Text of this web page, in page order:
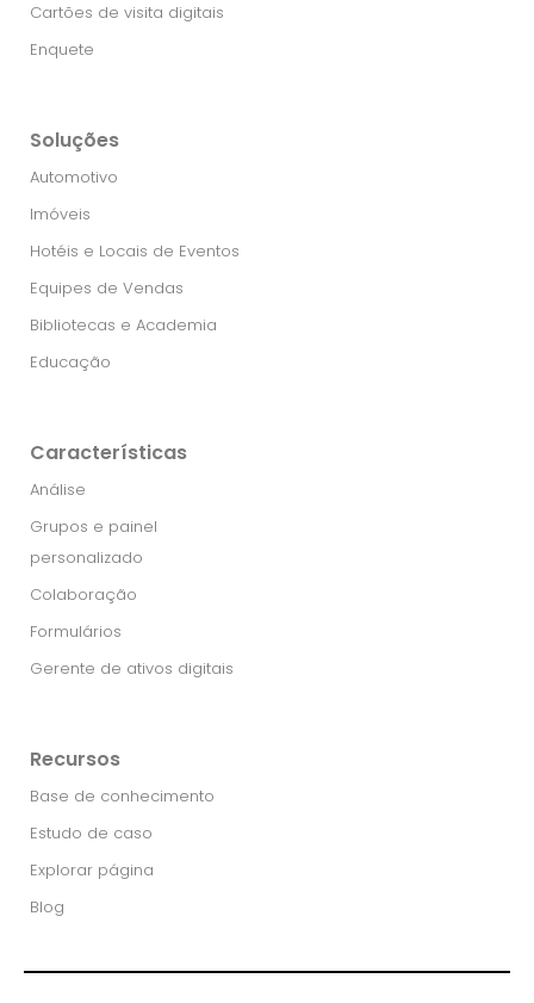
Cartões de visita digitais
Enquete
Soluções
Automotivo
Imóveis
Hotéis e Locais de Eventos
Equipes de Vendas
Bibliotecas e Academia
Educação
Características
Análise
Grupos e painel
personalizado
Colaboração
Formulários
Gerente de ativos digitais
Recursos
Base de conhecimento
Estudo de caso
Explorar página
Blog